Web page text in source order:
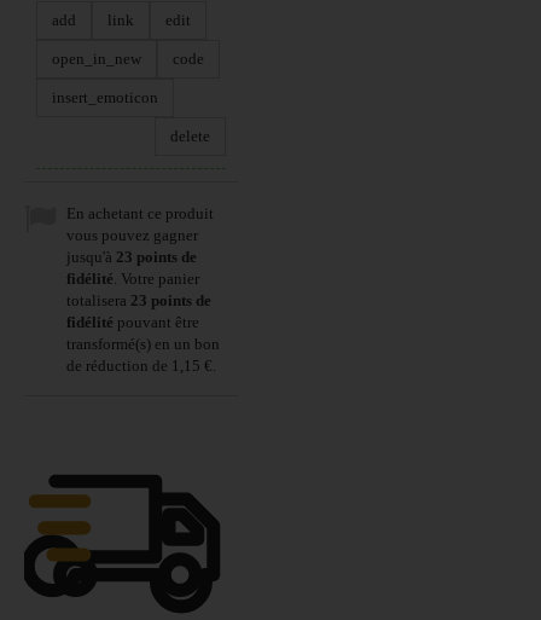
add
link edit
open_in_new code
insert_emoticon
delete
En achetant ce produit
vous pouvez gagner
jusqu'à 23 points de
fidélité. Votre panier
totalisera 23 points de
fidélité pouvant être
transformé(s) en un bon
de réduction de 1,15 €.